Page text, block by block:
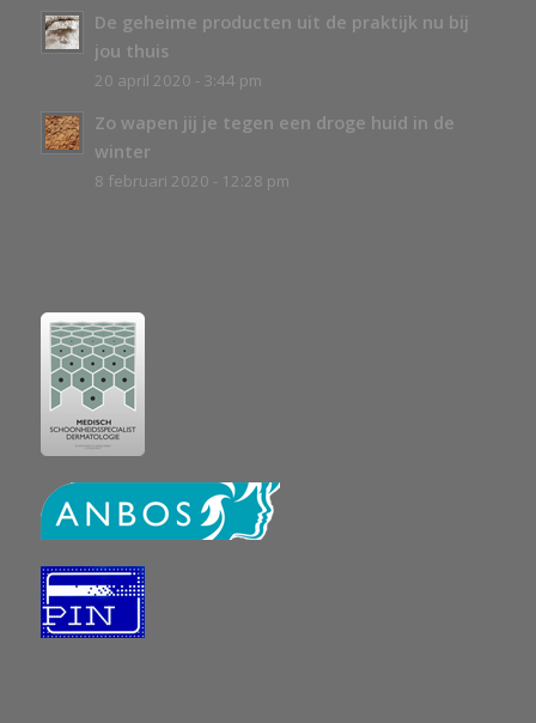
De geheime producten uit de praktijk nu bij
jou thuis
20 april 2020 - 3:44 pm
Zo wapen jij je tegen een droge huid in de
winter
8 februari 2020 - 12:28 pm